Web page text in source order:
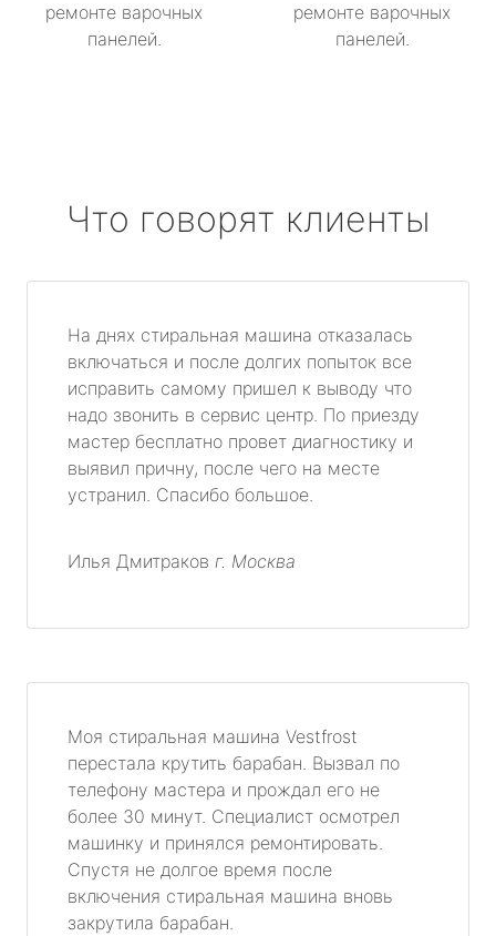
ремонте варочных
панелей.
ремонте варочных
панелей.
Что говорят клиенты
На днях стиральная машина отказалась
включаться и после долгих попыток все
исправить самому пришел к выводу что
надо звонить в сервис центр. По приезду
мастер бесплатно провет диагностику и
выявил причну, после чего на месте
устранил. Спасибо большое.
Илья Дмитраков г. Москва
Моя стиральная машина Vestfrost
перестала крутить барабан. Вызвал по
телефону мастера и прождал его не
более 30 минут. Специалист осмотрел
машинку и принялся ремонтировать.
Спустя не долгое время после
включения стиральная машина вновь
закрутила барабан.